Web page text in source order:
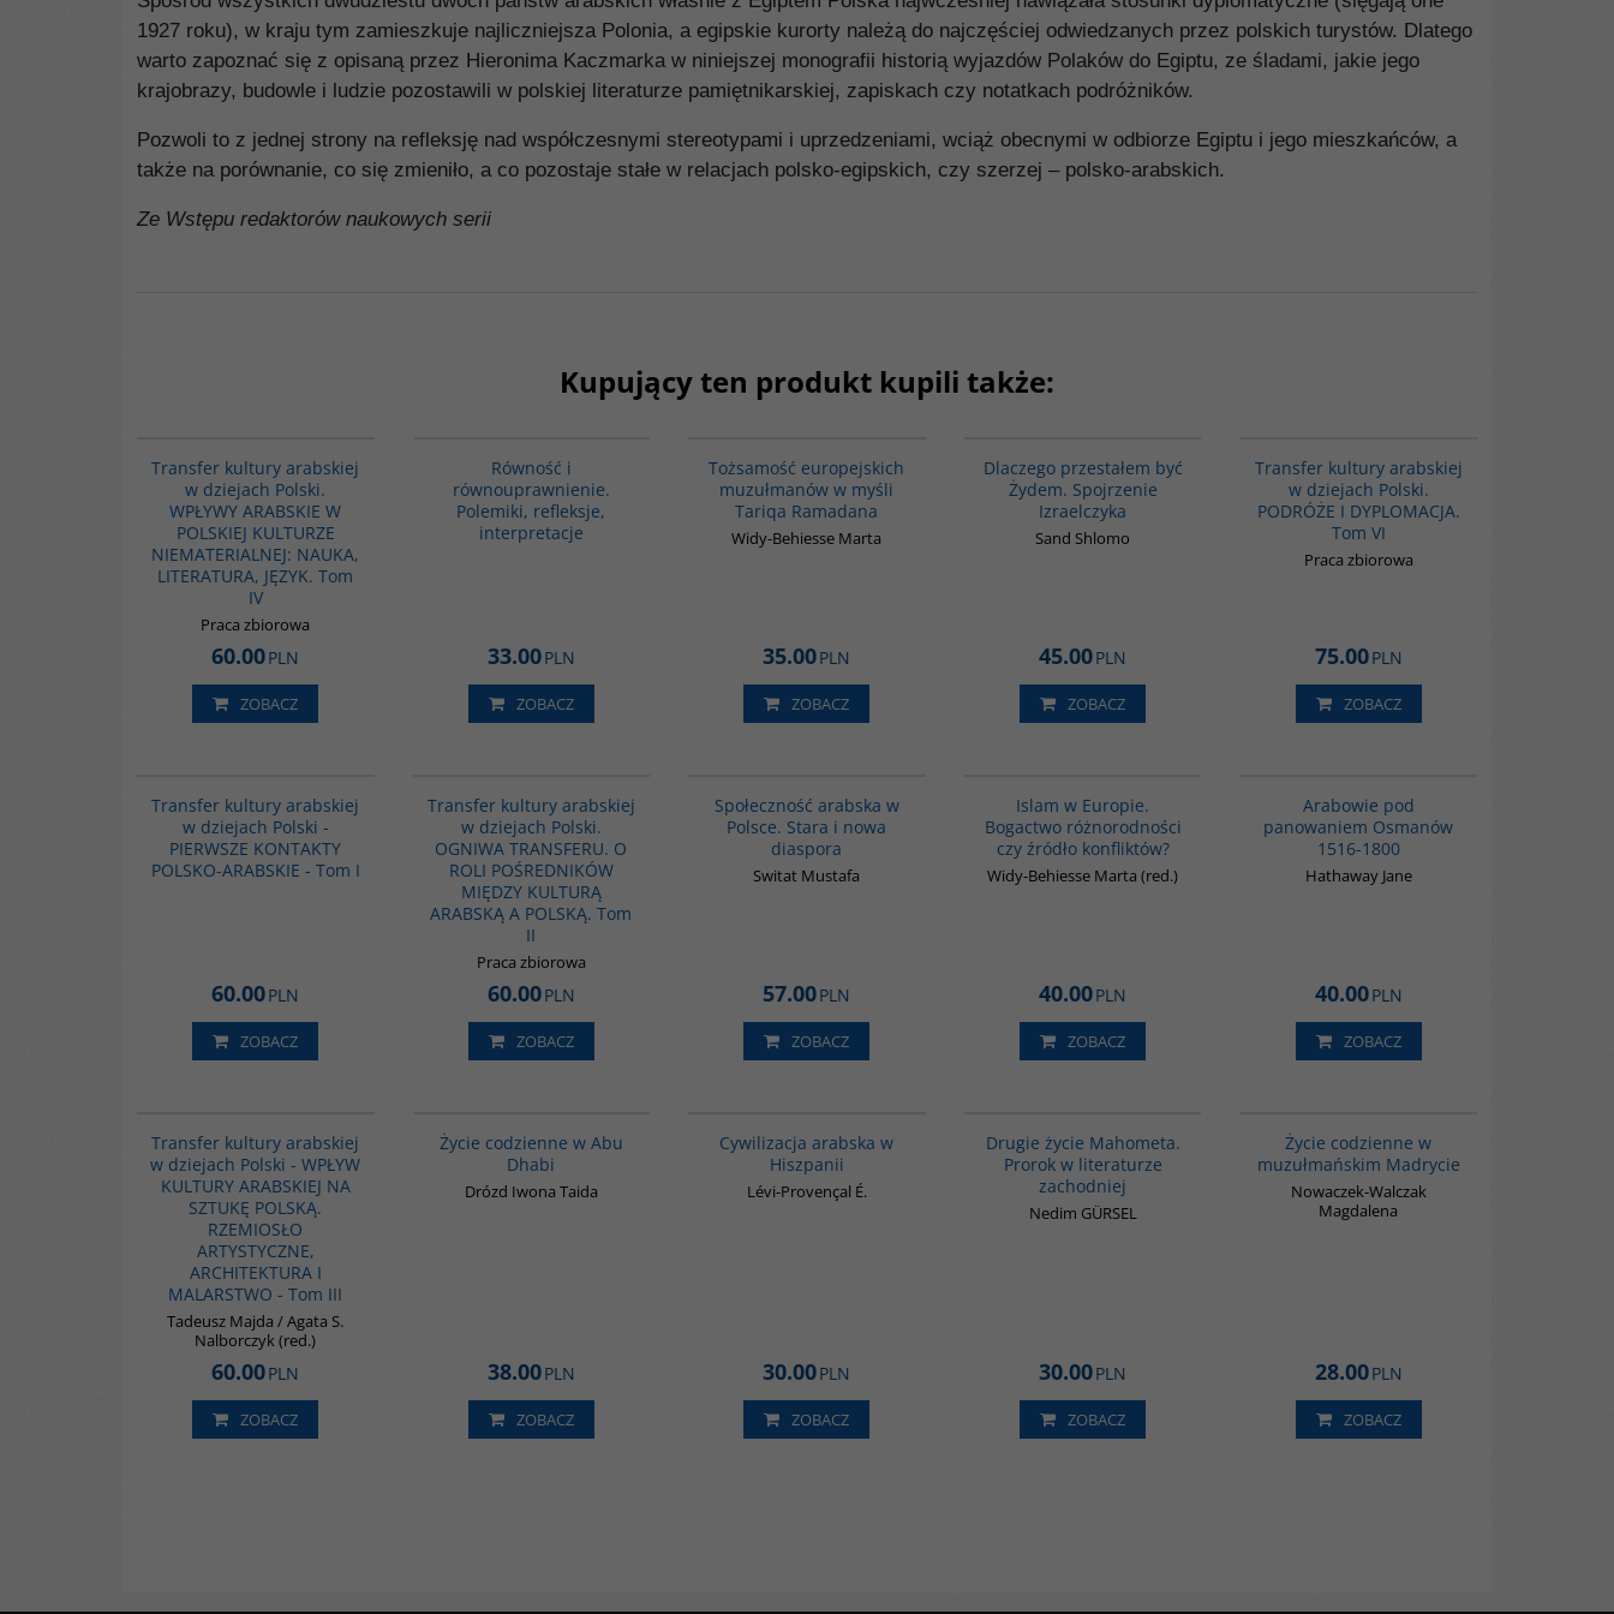
1927 roku), w kraju tym zamieszkuje najliczniejsza Polonia, a egipskie kurorty należą do najczęściej odwiedzanych przez polskich turystów. Dlatego
warto zapoznać się z opisaną przez Hieronima Kaczmarka w niniejszej monografii historią wyjazdów Polaków do Egiptu, ze śladami, jakie jego
krajobrazy, budowle i ludzie pozostawili w polskiej literaturze pamiętnikarskiej, zapiskach czy notatkach podróżników.
Pozwoli to z jednej strony na refleksję nad współczesnymi stereotypami i uprzedzeniami, wciąż obecnymi w odbiorze Egiptu i jego mieszkańców, a
także na porównanie, co się zmieniło, a co pozostaje stałe w relacjach polsko-egipskich, czy szerzej – polsko-arabskich.
Ze Wstępu redaktorów naukowych serii
Kupujący ten produkt kupili także:
Transfer kultury arabskiej
w dziejach Polski.
WPŁYWY ARABSKIE W
POLSKIEJ KULTURZE
NIEMATERIALNEJ: NAUKA,
LITERATURA, JĘZYK. Tom
IV
Praca zbiorowa
60.00PLN
ZOBACZ
Równość i
równouprawnienie.
Polemiki, refleksje,
interpretacje
33.00PLN
ZOBACZ
Tożsamość europejskich
muzułmanów w myśli
Tariqa Ramadana
Widy-Behiesse Marta
35.00PLN
ZOBACZ
Dlaczego przestałem być
Żydem. Spojrzenie
Izraelczyka
Sand Shlomo
45.00PLN
ZOBACZ
Transfer kultury arabskiej
w dziejach Polski.
PODRÓŻE I DYPLOMACJA.
Tom VI
Praca zbiorowa
75.00PLN
ZOBACZ
Transfer kultury arabskiej
w dziejach Polski -
PIERWSZE KONTAKTY
POLSKO-ARABSKIE - Tom I
60.00PLN
ZOBACZ
Transfer kultury arabskiej
w dziejach Polski.
OGNIWA TRANSFERU. O
ROLI POŚREDNIKÓW
MIĘDZY KULTURĄ
ARABSKĄ A POLSKĄ. Tom
II
Praca zbiorowa
60.00PLN
ZOBACZ
Społeczność arabska w
Polsce. Stara i nowa
diaspora
Switat Mustafa
57.00PLN
ZOBACZ
Islam w Europie.
Bogactwo różnorodności
czy źródło konfliktów?
Widy-Behiesse Marta (red.)
40.00PLN
ZOBACZ
Arabowie pod
panowaniem Osmanów
1516-1800
Hathaway Jane
40.00PLN
ZOBACZ
Transfer kultury arabskiej
w dziejach Polski - WPŁYW
KULTURY ARABSKIEJ NA
SZTUKĘ POLSKĄ.
RZEMIOSŁO
ARTYSTYCZNE,
ARCHITEKTURA I
MALARSTWO - Tom III
Tadeusz Majda / Agata S.
Nalborczyk (red.)
60.00PLN
ZOBACZ
Życie codzienne w Abu
Dhabi
Drózd Iwona Taida
38.00PLN
ZOBACZ
Cywilizacja arabska w
Hiszpanii
Lévi-Provençal É.
30.00PLN
ZOBACZ
Drugie życie Mahometa.
Prorok w literaturze
zachodniej
Nedim GÜRSEL
30.00PLN
ZOBACZ
Życie codzienne w
muzułmańskim Madrycie
Nowaczek-Walczak
Magdalena
28.00PLN
ZOBACZ